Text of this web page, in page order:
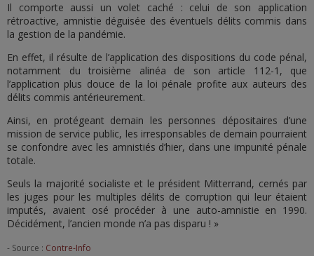
Il comporte aussi un volet caché : celui de son application
rétroactive, amnistie déguisée des éventuels délits commis dans
la gestion de la pandémie.
En effet, il résulte de l’application des dispositions du code pénal,
notamment du troisième alinéa de son article 112-1, que
l’application plus douce de la loi pénale profite aux auteurs des
délits commis antérieurement.
Ainsi, en protégeant demain les personnes dépositaires d’une
mission de service public, les irresponsables de demain pourraient
se confondre avec les amnistiés d’hier, dans une impunité pénale
totale.
Seuls la majorité socialiste et le président Mitterrand, cernés par
les juges pour les multiples délits de corruption qui leur étaient
imputés, avaient osé procéder à une auto-amnistie en 1990.
Décidément, l’ancien monde n’a pas disparu ! »
- Source : Contre-Info